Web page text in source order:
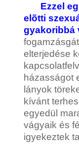
Ezzel
elõtti
gyakoribbá
elterjedése
házasságot
lányok
kívánt
egyedül
vágyaik és
igyekeztek